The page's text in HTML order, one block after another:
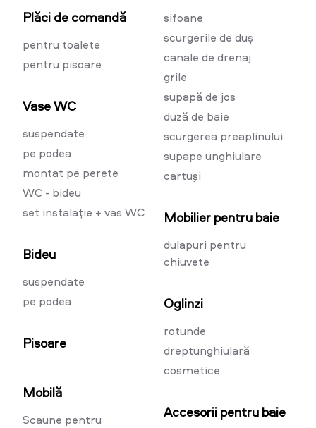
Plăci de comandă
pentru toalete
pentru pisoare
Vase WC
suspendate
pe podea
montat pe perete
WC - bideu
set instalație + vas WC
Bideu
suspendate
pe podea
Pisoare
Mobilă
Scaune pentru
sifoane
scurgerile de duș
canale de drenaj
grile
supapă de jos
duză de baie
scurgerea preaplinului
supape unghiulare
cartuşi
Mobilier pentru baie
dulapuri pentru
chiuvete
Oglinzi
rotunde
dreptunghiulară
cosmetice
Accesorii pentru baie